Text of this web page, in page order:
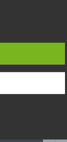
auf eine
natürliche
mittels
mehreren